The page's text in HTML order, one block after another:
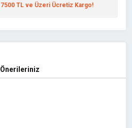
7500 TL ve Üzeri Ücretiz Kargo!
Önerileriniz